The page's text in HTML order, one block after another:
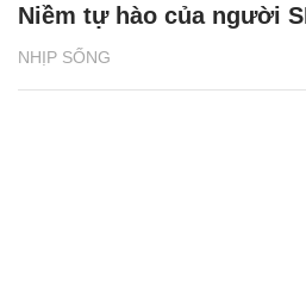
NHỊP SỐNG
Niềm tự hào của người